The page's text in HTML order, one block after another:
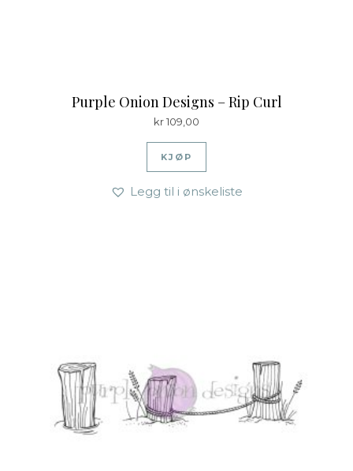
Purple Onion Designs – Rip Curl
kr109,00
KJØP
Legg til i ønskeliste